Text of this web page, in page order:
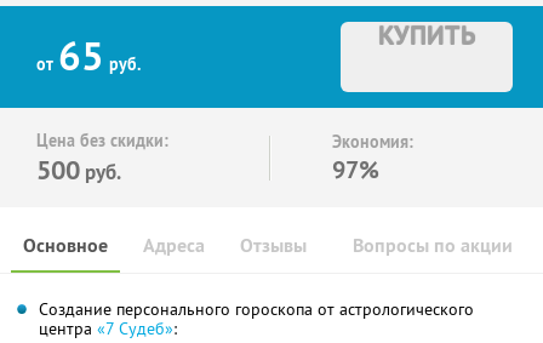
от 65 руб.
КУПИТЬ
Цена без скидки:
500 руб.
Экономия:
97%
Основное Отзывы Вопросы по акции
Адреса
Создание персонального гороскопа от астрологического
центра «7 Судеб»: